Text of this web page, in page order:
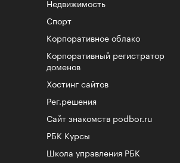
Недвижимость
Спорт
Корпоративное облако
Корпоративный регистратор
доменов
Хостинг сайтов
Рег.решения
Сайт знакомств podbor.ru
РБК Курсы
Школа управления РБК